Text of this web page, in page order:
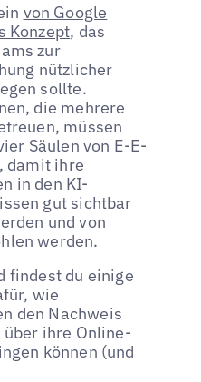
von Google
Konzept, das
zur
nützlicher
sollte.
die mehrere
müssen
Säulen von E-E-
damit ihre
in den KI-
gut sichtbar
und von
werden.
findest du einige
wie
den Nachweis
über ihre Online-
können (und